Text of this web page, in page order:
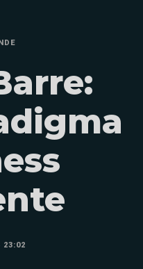
23:02